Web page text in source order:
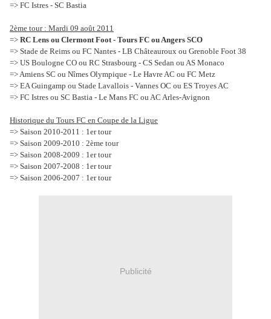
=> FC Istres - SC Bastia
2ème tour : Mardi 09 août 2011
=> RC Lens ou Clermont Foot - Tours FC ou Angers SCO
=> Stade de Reims ou FC Nantes - LB Châteauroux ou Grenoble Foot 38
=> US Boulogne CO ou RC Strasbourg - CS Sedan ou AS Monaco
=> Amiens SC ou Nîmes Olympique - Le Havre AC ou FC Metz
=> EA Guingamp ou Stade Lavallois - Vannes OC ou ES Troyes AC
=> FC Istres ou SC Bastia - Le Mans FC ou AC Arles-Avignon
Historique du Tours FC en Coupe de la Ligue
=> Saison 2010-2011 : 1er tour
=> Saison 2009-2010 : 2ème tour
=> Saison 2008-2009 : 1er tour
=> Saison 2007-2008 : 1er tour
=> Saison 2006-2007 : 1er tour
Publicité